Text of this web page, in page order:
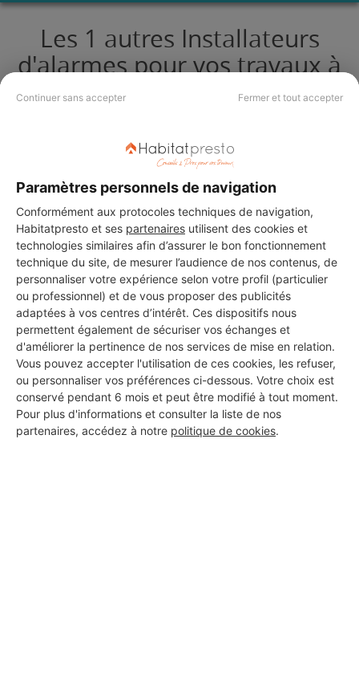
Continuer sans accepter Fermer et tout accepter
Paramètres personnels de navigation
Conformément aux protocoles techniques de navigation,
Habitatpresto et ses partenaires utilisent des cookies et
technologies similaires afin d’assurer le bon fonctionnement
technique du site, de mesurer l’audience de nos contenus, de
personnaliser votre expérience selon votre profil (particulier
ou professionnel) et de vous proposer des publicités
adaptées à vos centres d’intérêt. Ces dispositifs nous
permettent également de sécuriser vos échanges et
d'améliorer la pertinence de nos services de mise en relation.
Vous pouvez accepter l'utilisation de ces cookies, les refuser,
ou personnaliser vos préférences ci-dessous. Votre choix est
conservé pendant 6 mois et peut être modifié à tout moment.
Pour plus d'informations et consulter la liste de nos
partenaires, accédez à notre politique de cookies.
Les 1 autres Installateurs
d'alarmes pour vos travaux à
Almont-les-Junies
MENUISERIE DALMON
Almont-les-Junies
Voir sa fiche
PROFESSIONNEL, VOUS
SOUHAITEZ NOUS
REJOINDRE ?